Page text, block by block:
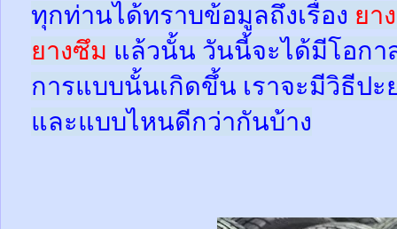
ทุกท่านได้ทราบข้อมูลถึงเรื่อง ยา
ยางซึม แล้วนั้น วันนี้จะได้มีโอกา
การแบบนั้นเกิดขึ้น เราจะมีวิธีปะ
และแบบไหนดีกว่ากันบ้าง